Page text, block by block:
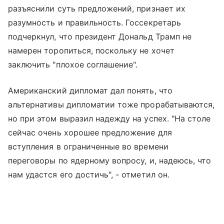
разъяснили суть предложений, признает их
разумность и правильность. Госсекретарь
подчеркнул, что президент Дональд Трамп не
намерен торопиться, поскольку не хочет
заключить "плохое соглашение".
Американский дипломат дал понять, что
альтернативы дипломатии тоже прорабатываются,
но при этом выразил надежду на успех. "На столе
сейчас очень хорошее предложение для
вступления в ограниченные во времени
переговоры по ядерному вопросу, и, надеюсь, что
нам удастся его достичь", - отметил он.